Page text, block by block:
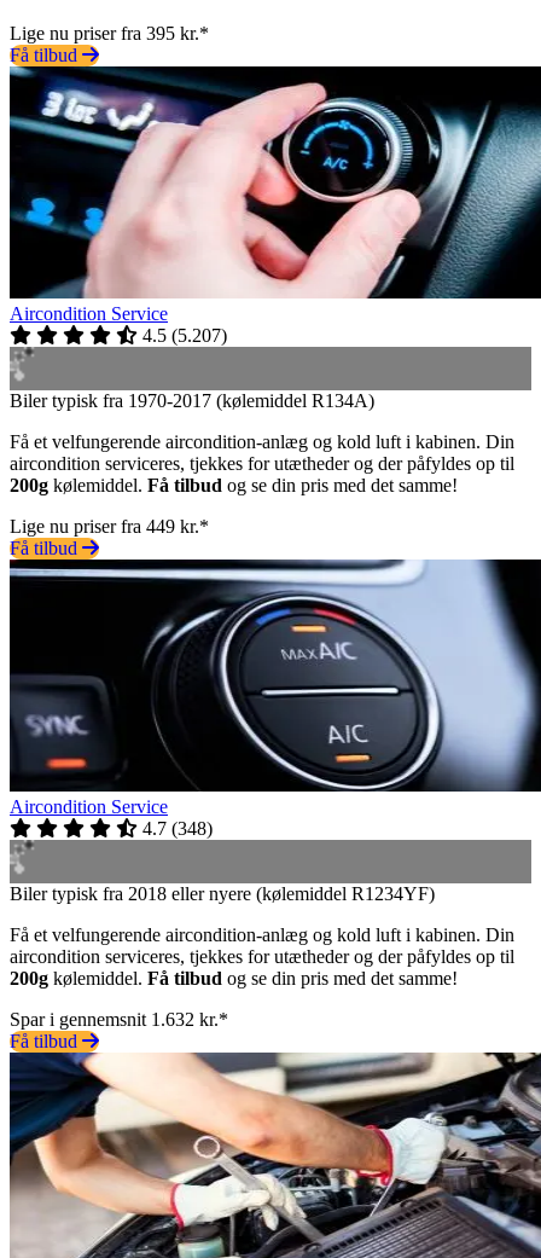
Lige nu priser fra 395 kr.*
Få tilbud
Aircondition Service
4.5 (5.207)
Biler typisk fra 1970-2017 (kølemiddel R134A)
Få et velfungerende aircondition-anlæg og kold luft i kabinen. Din
aircondition serviceres, tjekkes for utætheder og der påfyldes op til
200g kølemiddel. Få tilbud og se din pris med det samme!
Lige nu priser fra 449 kr.*
Få tilbud
Aircondition Service
4.7 (348)
Biler typisk fra 2018 eller nyere (kølemiddel R1234YF)
Få et velfungerende aircondition-anlæg og kold luft i kabinen. Din
aircondition serviceres, tjekkes for utætheder og der påfyldes op til
200g kølemiddel. Få tilbud og se din pris med det samme!
Spar i gennemsnit 1.632 kr.*
Få tilbud